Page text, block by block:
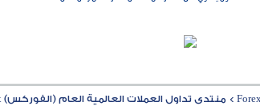
> منتدى تداول العملات العالمية العام (الفوركس) Forex